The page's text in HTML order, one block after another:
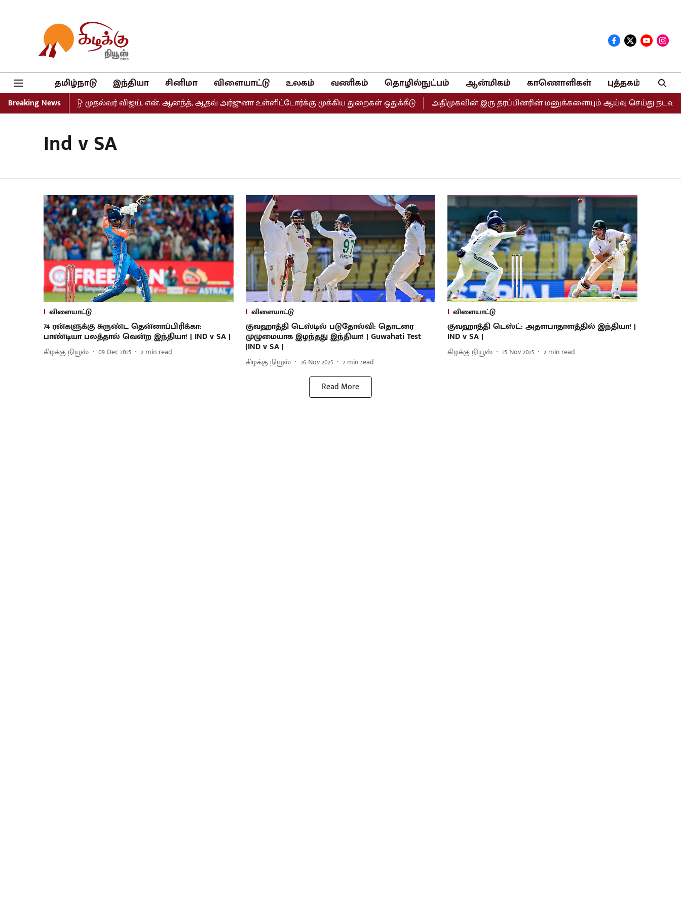
தமிழ்நாடு இந்தியா சினிமா விளையாட்டு உலகம் வணிகம் தொழில்நுட்பம் ஆன்மிகம் காணொளிகள் புத்தகம்
Breaking News
வெளியீடு: முதல்வர் விஜய், என். ஆனந்த், ஆதவ் அர்ஜுனா உள்ளிட்டோர்க்கு முக்கிய துறைகள் ஒதுக்கீடு அதிமுகவின் இரு தரப்பினரின் மனுக்களையும் ஆய்வு செய்து நடவடிக்கை
Ind v SA
விளையாட்டு
74 ரன்களுக்கு சுருண்ட தென்னாப்பிரிக்கா:
பாண்டியா பலத்தால் வென்ற இந்தியா! | IND v SA |
கிழக்கு நியூஸ் 09 Dec 2025 2 min read
விளையாட்டு
குவஹாத்தி டெஸ்டில் படுதோல்வி: தொடரை
முழுமையாக இழந்தது இந்தியா! | Guwahati Test
|IND v SA |
கிழக்கு நியூஸ் 26 Nov 2025 2 min read
விளையாட்டு
குவஹாத்தி டெஸ்ட்: அதளபாதாளத்தில் இந்தியா! |
IND v SA |
கிழக்கு நியூஸ் 25 Nov 2025 2 min read
Read More